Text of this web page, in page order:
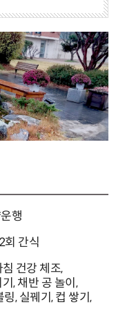
행
회 간식
침 건강 체조,
, 채반 공 놀이,
, 실꿰기, 컵 쌓기,